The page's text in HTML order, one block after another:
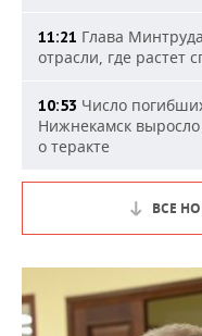
11:21 Глава
отрасли, где растет
10:53 Число
Нижнекамск
о теракте
ВСЕ